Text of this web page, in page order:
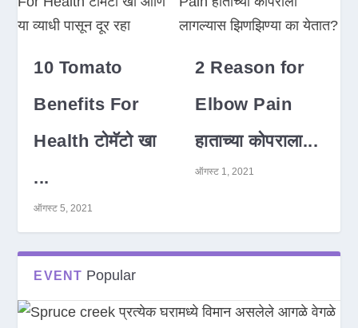
10 Tomato
Benefits For
Health टोमॅटो खा
...
ऑगस्ट 5, 2021
2 Reason for
Elbow Pain
हाताच्या कोपराला...
ऑगस्ट 1, 2021
EVENT Popular